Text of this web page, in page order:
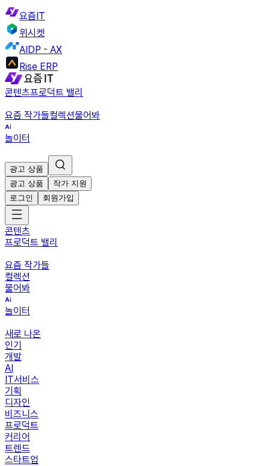
요즘IT
위시켓
AIDP - AX
Rise ERP
콘텐츠프로덕트 밸리
요즘 작가들컬렉션물어봐
놀이터
광고 상품
광고 상품
작가 지원
로그인
회원가입
콘텐츠
프로덕트 밸리
요즘 작가들
컬렉션
물어봐
놀이터
새로 나온
인기
개발
AI
IT서비스
기획
디자인
비즈니스
프로덕트
커리어
트렌드
스타트업